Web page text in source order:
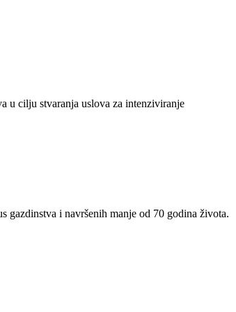
u cilju stvaranja uslova za intenziviranje
i navršenih manje od 70 godina života.